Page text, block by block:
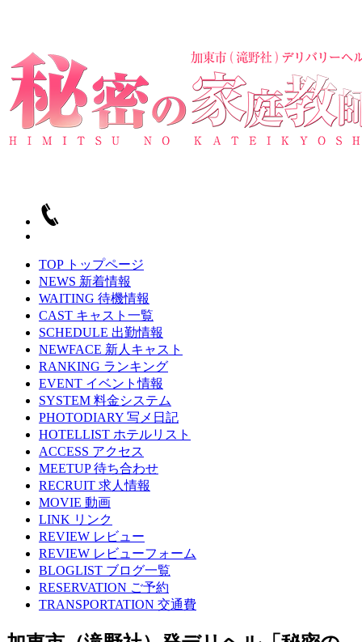
TOP トップページ
NEWS 新着情報
WAITING 待機情報
CAST キャスト一覧
SCHEDULE 出勤情報
NEWFACE 新人キャスト
RANKING ランキング
EVENT イベント情報
SYSTEM 料金システム
PHOTODIARY 写メ日記
HOTELLIST ホテルリスト
ACCESS アクセス
MEETUP 待ち合わせ
RECRUIT 求人情報
MOVIE 動画
LINK リンク
REVIEW レビュー
REVIEW レビューフォーム
BLOGLIST ブログ一覧
RESERVATION ご予約
TRANSPORTATION 交通費